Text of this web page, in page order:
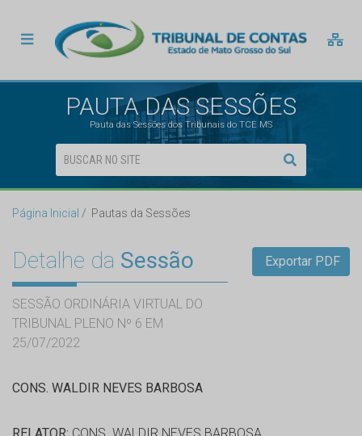
PAUTA DAS SESSÕES
Pauta das Sessões dos Tribunais do TCE MS
Página Inicial Pautas da Sessões
Detalhe da Sessão
SESSÃO ORDINÁRIA VIRTUAL DO
TRIBUNAL PLENO Nº 6 EM
25/07/2022
Exportar PDF
CONS. WALDIR NEVES BARBOSA